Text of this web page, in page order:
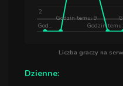
God…
Godzin temu: 9
Godzin
2
Liczba graczy na
Dzienne: